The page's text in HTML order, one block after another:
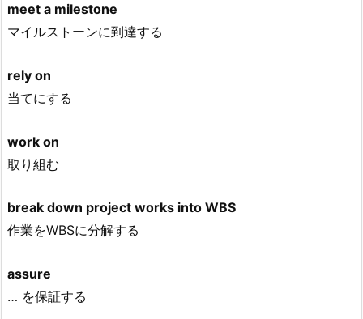
meet a milestone
マイルストーンに到達する
rely on
当てにする
work on
取り組む
break down project works into WBS
作業をWBSに分解する
assure
… を保証する